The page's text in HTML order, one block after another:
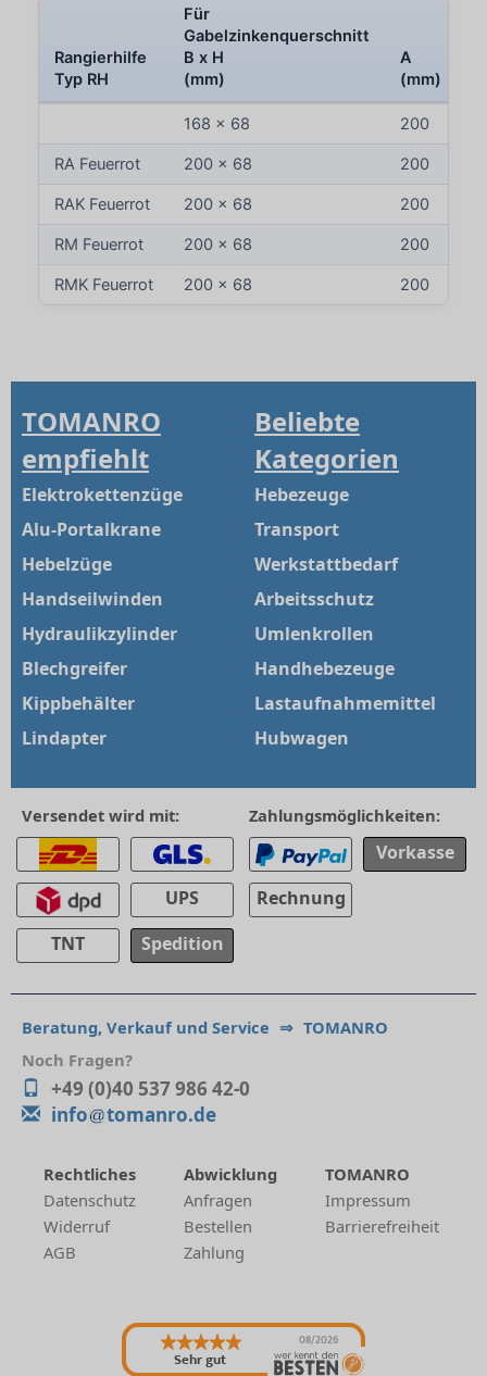
Rangierhilfe
Typ RH
Für
Gabelzinkenquerschnitt
B x H
(mm)
A
(mm)
168 x 68 200
RA Feuerrot 200 x 68 200
RAK Feuerrot 200 x 68 200
RM Feuerrot 200 x 68 200
RMK Feuerrot 200 x 68 200
TOMANRO
empfiehlt
Elektrokettenzüge
Alu-Portalkrane
Hebelzüge
Handseilwinden
Hydraulikzylinder
Blechgreifer
Kippbehälter
Lindapter
Beliebte
Kategorien
Hebezeuge
Transport
Werkstattbedarf
Arbeitsschutz
Umlenkrollen
Handhebezeuge
Lastaufnahmemittel
Hubwagen
Versendet wird mit:
UPS
TNT
Spedition
Zahlungsmöglichkeiten:
Vorkasse
Rechnung
Beratung, Verkauf und Service ⇒ TOMANRO
Noch Fragen?
+49 (0)40 537 986 42-0
info
tomanro.de
Rechtliches
Datenschutz
Widerruf
AGB
Abwicklung
Anfragen
Bestellen
Zahlung
TOMANRO
Impressum
Barrierefreiheit
Sehr gut
08/2026